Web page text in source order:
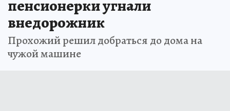
пенсионерки угнали
внедорожник
Прохожий решил добраться до дома на
чужой машине